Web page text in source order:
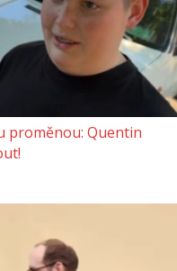
proměnou: Quentin